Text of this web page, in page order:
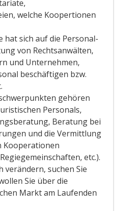
welche Koopertionen
hat sich auf die Personal-
von Rechtsanwälten,
und Unternehmen,
beschäftigen bzw.
gehören
Personals,
Beratung bei
und die Vermittlung
Kooperationen
etc.).
verändern, suchen Sie
Sie über die
Markt am Laufenden